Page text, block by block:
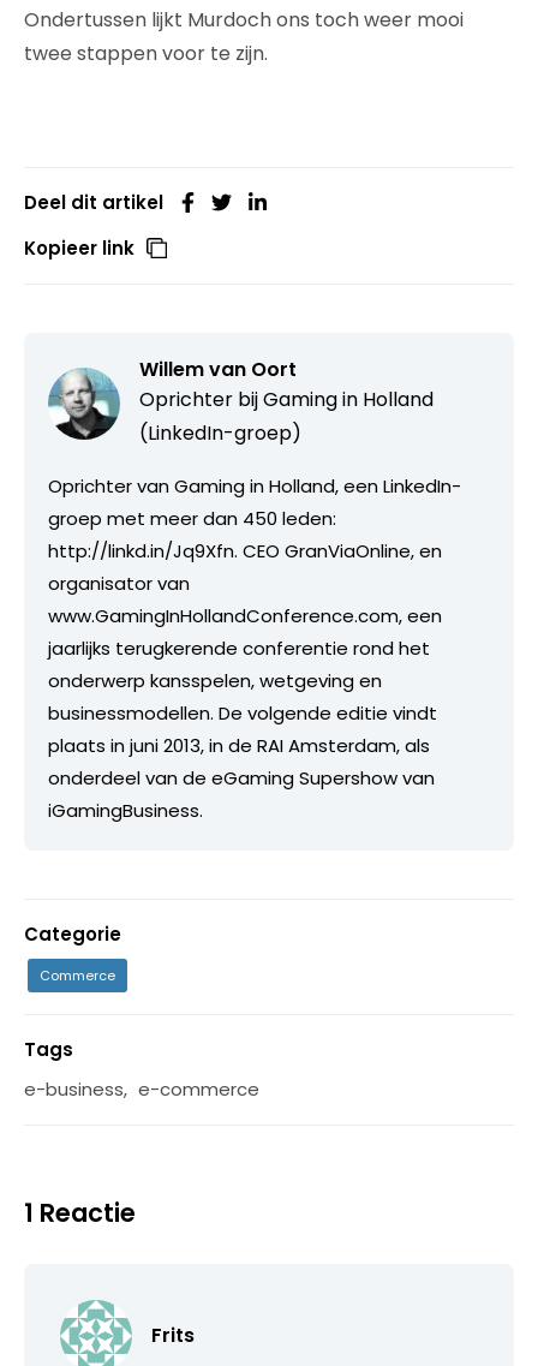
Ondertussen lijkt Murdoch ons toch weer mooi
twee stappen voor te zijn.
Deel dit artikel
Kopieer link
Willem van Oort
Oprichter bijGaming in Holland
(LinkedIn-groep)
Oprichter van Gaming in Holland, een LinkedIn-
groep met meer dan 450 leden:
http://linkd.in/Jq9Xfn. CEO GranViaOnline, en
organisator van
www.GamingInHollandConference.com, een
jaarlijks terugkerende conferentie rond het
onderwerp kansspelen, wetgeving en
businessmodellen. De volgende editie vindt
plaats in juni 2013, in de RAI Amsterdam, als
onderdeel van de eGaming Supershow van
iGamingBusiness.
Categorie
Commerce
Tags
e-business, e-commerce
1 Reactie
Frits